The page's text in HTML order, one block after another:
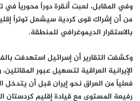
وفي المقابل، لعبت أنقرة دوراً محورياً
من أن إشراك قوى كردية سيشعل توتراً
بالاستقرار الديموغرافي للمنطقة.
وكشفت التقارير أن إسرائيل استهدفت
فعلياً من العراق نحو إيران قبل أن يتدخل
رفيعة المستوى مع قيادة إقليم كردستان